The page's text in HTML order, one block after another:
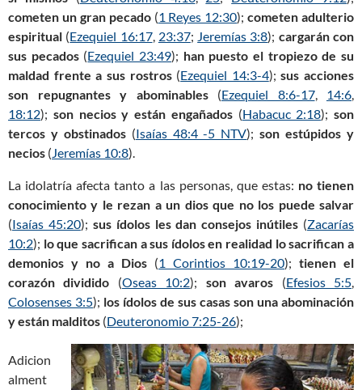
cometen un gran pecado(1 Reyes 12:30);cometen adulterio
espiritual (Ezequiel 16:17, 23:37; Jeremías 3:8); cargarán con
sus pecados(Ezequiel 23:49); han puesto el tropiezo de su
maldad frente a sus rostros(Ezequiel 14:3-4);sus acciones
son repugnantes
y abominables(Ezequiel 8:6-17, 14:6,
18:12); son necios y están engañados(Habacuc 2:18); son
tercos y obstinados(Isaías 48:4 -5 NTV);son estúpidos y
necios (Jeremías 10:8).
La idolatría afecta tanto a las personas, que estas: no tienen
conocimiento y le rezan a un dios que no los puede salvar
(Isaías 45:20); sus ídolos les dan consejos inútiles (Zacarías
10:2); lo que sacrifican a sus ídolos en realidad lo sacrifican a
demonios y no a Dios (1 Corintios 10:19-20); tienen el
corazón dividido (Oseas 10:2); son avaros (Efesios 5:5,
Colosenses 3:5); los ídolos de sus casas son una abominación
y están malditos (Deuteronomio 7:25-26);
Adicion
alment